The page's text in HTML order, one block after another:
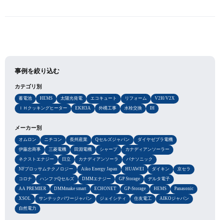
事例を絞り込む
カテゴリ別
蓄電池 HEMS 太陽光発電 エコキュート リフォーム
V2H/V2X
ＩＨクッキングヒーター
EKH3A 外構工事 水栓交換 IH
メーカー別
オムロン ニチコン 長州産業 Qセルズジャパン
ダイヤゼブラ電機
伊藤忠商事
三菱電機 田淵電機 シャープ
カナディアンソーラー
ネクストエナジー
日立 カナディアンソーラ
パナソニック
NFブロッサムテクノロジー
Aiko Energy Japan HUAWEI ダイキン
京セラ
コロナ
ハンファQセルズ DMMエナジー GP Storage
デルタ電子
AA PREMIER
DMMmake smart ECHONET GP-Storage HEMS
Panasonic
XSOL
サンテックパワージャパン ジェイシティ 住友電工
AIKOジャパン
自然電力